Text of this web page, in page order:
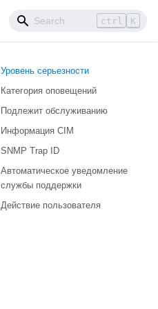
ctrl K
Уровень серьезности
Категория оповещений
Подлежит обслуживанию
Информация CIM
SNMP Trap ID
Автоматическое уведомление
службы поддержки
Действие пользователя